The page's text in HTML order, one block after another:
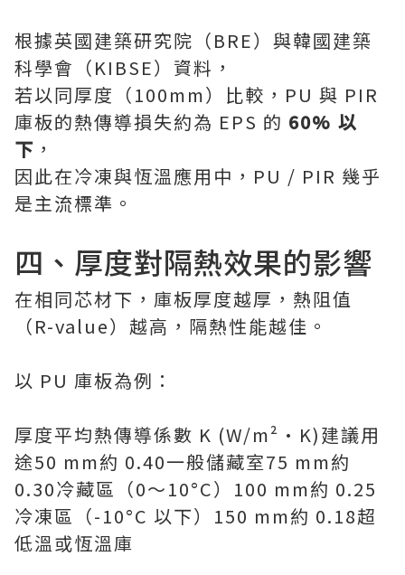
根據英國建築研究院（BRE）與韓國建築
科學會（KIBSE）資料，
若以同厚度（100mm）比較，PU 與 PIR
庫板的熱傳導損失約為 EPS 的 60% 以
下 ，
因此在冷凍與恆溫應用中，PU / PIR 幾乎
是主流標準。
四、厚度對隔熱效果的影響
在相同芯材下，庫板厚度越厚，熱阻值
（R-value）越高，隔熱性能越佳。
以 PU 庫板為例：
厚度平均熱傳導係數 K (W/m²·K)建議用
途50 mm約 0.40一般儲藏室75 mm約
0.30冷藏區（0～10°C）100 mm約 0.25
冷凍區（-10°C 以下）150 mm約 0.18超
低溫或恆溫庫